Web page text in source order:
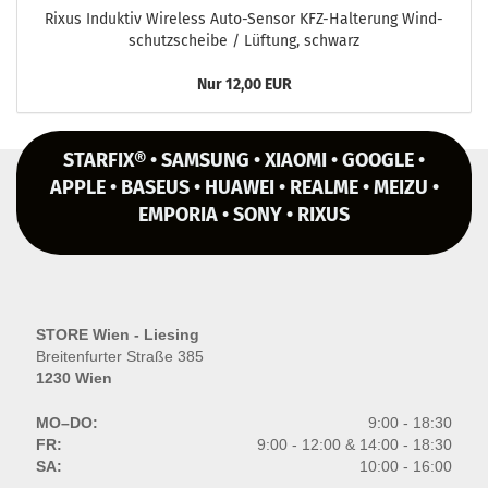
Rixus In­duk­tiv Wire­less Auto-​Sensor KFZ-​Halterung Wind­
schutz­schei­be / Lüf­tung, schwarz
Nur 12,00 EUR
STARFIX® • SAMSUNG • XIAOMI • GOOGLE •
APPLE • BASEUS • HUAWEI • REALME • MEIZU •
EMPORIA • SONY • RIXUS
STORE Wien - Liesing
Breitenfurter Straße 385
1230 Wien
MO–DO:
9:00 - 18:30
FR:
9:00 - 12:00 & 14:00 - 18:30
SA:
10:00 - 16:00